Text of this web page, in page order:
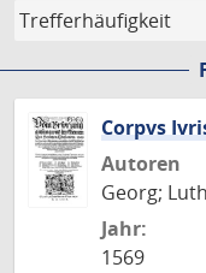
Corpvs
Autoren
Georg;
Jahr:
1569